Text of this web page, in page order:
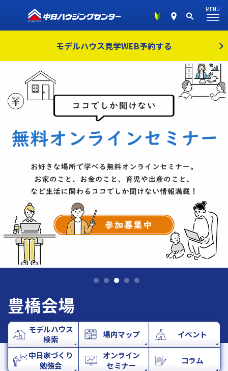
モデルハウス見学WEB予約する
MENU
豊橋会場
モデルハウス
検索
場内マップ
イベント
中日家づくり
勉強会
オンライン
セミナー
コラム